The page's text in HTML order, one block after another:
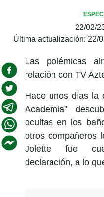
22/02/
Última actualización: 22/
Las polémicas
relación con TV
Hace unos días la
Academia"
ocultas en los
otros compañeros
Jolette fue
declaración, a lo